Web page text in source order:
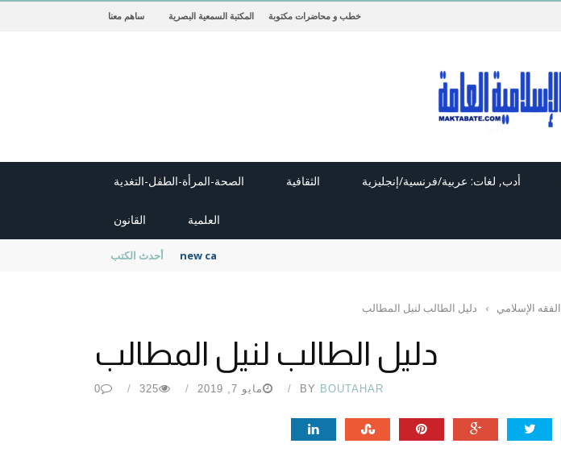
خطب و محاضرات مكتوبة المكتبة السمعية البصرية ساهم معنا
أدب, لغات: عربية/فرنسية/إنجليزية الثقافية الصحة-المرأة-الطفل-التغدية
العلمية القانون
أحدث الكتب new cambridge history of islam
الفقه الإسلامي › دليل الطالب لنيل المطالب
دليل الطالب لنيل المطالب
BY BOUTAHAR مايو 7, 2019 325
0